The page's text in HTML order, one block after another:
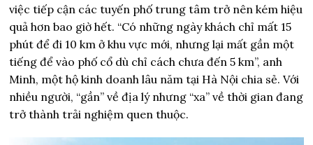
việc tiếp cận các tuyến phố trung tâm trở nên kém hiệu
quả hơn bao giờ hết. “Có những ngày khách chỉ mất 15
phút để đi 10 km ở khu vực mới, nhưng lại mất gần một
tiếng để vào phố cổ dù chỉ cách chưa đến 5 km”, anh
Minh, một hộ kinh doanh lâu năm tại Hà Nội chia sẻ. Với
nhiều người, “gần” về địa lý nhưng “xa” về thời gian đang
trở thành trải nghiệm quen thuộc.